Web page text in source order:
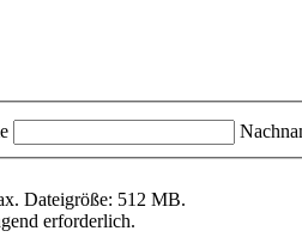
Dateigröße: 512 MB.
erforderlich.